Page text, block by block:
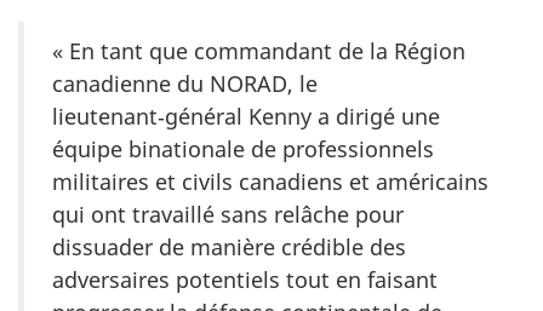
« En tant que commandant de la Région
canadienne du NORAD, le
lieutenant‑général Kenny a dirigé une
équipe binationale de professionnels
militaires et civils canadiens et américains
qui ont travaillé sans relâche pour
dissuader de manière crédible des
adversaires potentiels tout en faisant